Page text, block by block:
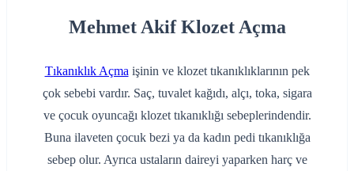
Mehmet Akif Klozet Açma
Tıkanıklık Açma işinin ve klozet tıkanıklıklarının pek
çok sebebi vardır. Saç, tuvalet kağıdı, alçı, toka, sigara
ve çocuk oyuncağı klozet tıkanıklığı sebeplerindendir.
Buna ilaveten çocuk bezi ya da kadın pedi tıkanıklığa
sebep olur. Ayrıca ustaların daireyi yaparken harç ve